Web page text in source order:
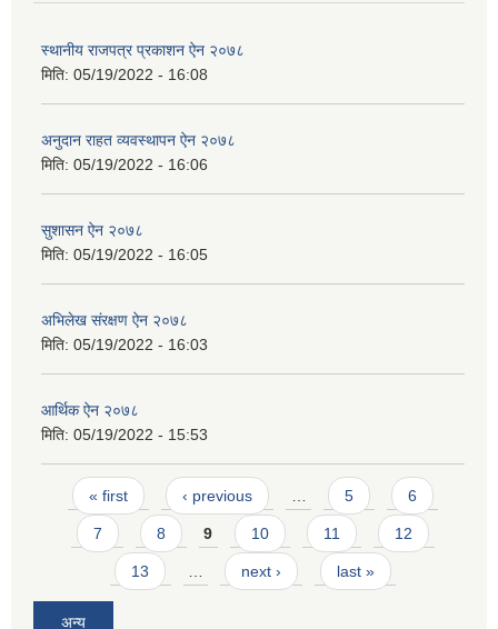
स्थानीय राजपत्र प्रकाशन ऐन २०७८
मिति: 05/19/2022 - 16:08
अनुदान राहत व्यवस्थापन ऐन २०७८
मिति: 05/19/2022 - 16:06
सुशासन ऐन २०७८
मिति: 05/19/2022 - 16:05
अभिलेख स‌ंरक्षण ऐन २०७८
मिति: 05/19/2022 - 16:03
आर्थिक ऐन २०७८
मिति: 05/19/2022 - 15:53
Pages
« first ‹ previous 5 6
7 8 9 10 11 12
13 next › last »
अन्य